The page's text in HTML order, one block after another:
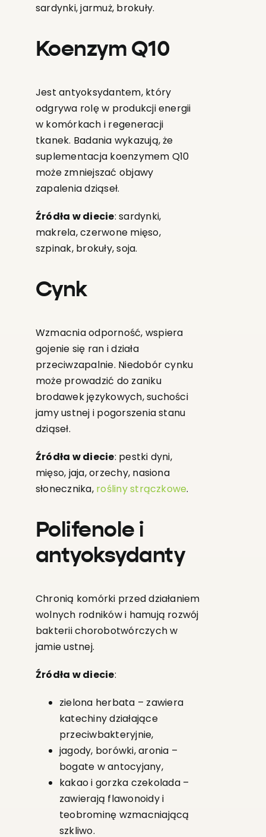
sardynki, jarmuż, brokuły.
Koenzym Q10
Jest antyoksydantem, który
odgrywa rolę w produkcji energii
w komórkach i regeneracji
tkanek. Badania wykazują, że
suplementacja koenzymem Q10
może zmniejszać objawy
zapalenia dziąseł.
Źródła w diecie: sardynki,
makrela, czerwone mięso,
szpinak, brokuły, soja.
Cynk
Wzmacnia odporność, wspiera
gojenie się ran i działa
przeciwzapalnie. Niedobór cynku
może prowadzić do zaniku
brodawek językowych, suchości
jamy ustnej i pogorszenia stanu
dziąseł.
Źródła w diecie: pestki dyni,
mięso, jaja, orzechy, nasiona
słonecznika, rośliny strączkowe.
Polifenole i
antyoksydanty
Chronią komórki przed działaniem
wolnych rodników i hamują rozwój
bakterii chorobotwórczych w
jamie ustnej.
Źródła w diecie:
zielona herbata – zawiera
katechiny działające
przeciwbakteryjnie,
jagody, borówki, aronia –
bogate w antocyjany,
kakao i gorzka czekolada –
zawierają flawonoidy i
teobrominę wzmacniającą
szkliwo.